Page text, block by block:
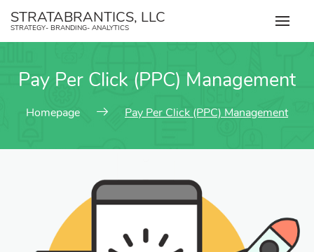
STRATABRANTICS, LLC
STRATEGY- BRANDING- ANALYTICS
Pay Per Click (PPC) Management
Homepage Pay Per Click (PPC) Management